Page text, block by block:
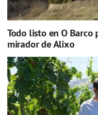
Todo listo en O
mirador de Alixo